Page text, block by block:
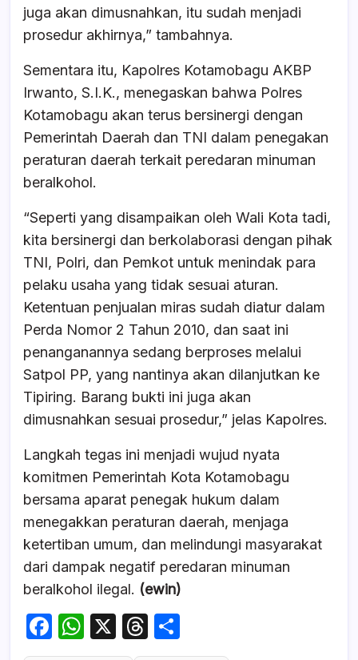
juga akan dimusnahkan, itu sudah menjadi
prosedur akhirnya,” tambahnya.
Sementara itu, Kapolres Kotamobagu AKBP
Irwanto, S.I.K., menegaskan bahwa Polres
Kotamobagu akan terus bersinergi dengan
Pemerintah Daerah dan TNI dalam penegakan
peraturan daerah terkait peredaran minuman
beralkohol.
“Seperti yang disampaikan oleh Wali Kota tadi,
kita bersinergi dan berkolaborasi dengan pihak
TNI, Polri, dan Pemkot untuk menindak para
pelaku usaha yang tidak sesuai aturan.
Ketentuan penjualan miras sudah diatur dalam
Perda Nomor 2 Tahun 2010, dan saat ini
penanganannya sedang berproses melalui
Satpol PP, yang nantinya akan dilanjutkan ke
Tipiring. Barang bukti ini juga akan
dimusnahkan sesuai prosedur,” jelas Kapolres.
Langkah tegas ini menjadi wujud nyata
komitmen Pemerintah Kota Kotamobagu
bersama aparat penegak hukum dalam
menegakkan peraturan daerah, menjaga
ketertiban umum, dan melindungi masyarakat
dari dampak negatif peredaran minuman
beralkohol ilegal. (ewin)
F
a
W
h
X
T
hr h